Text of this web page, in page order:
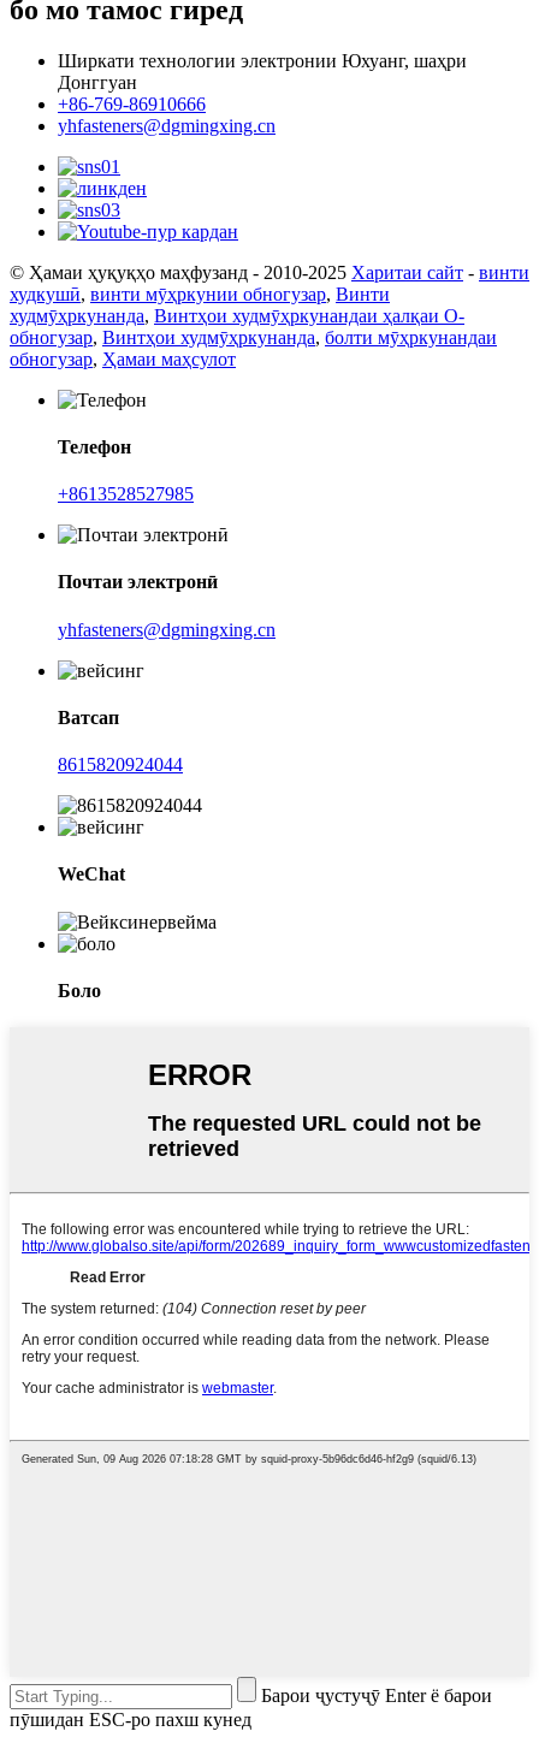
бо мо тамос гиред
Ширкати технологии электронии Юхуанг, шаҳри
Донггуан
+86-769-86910666
yhfasteners@dgmingxing.cn
© Ҳамаи ҳуқуқҳо маҳфузанд - 2010-2025 Харитаи сайт - винти
худкушӣ, винти мӯҳркунии обногузар, Винти
худмӯҳркунанда, Винтҳои худмӯҳркунандаи ҳалқаи O-
обногузар, Винтҳои худмӯҳркунанда, болти мӯҳркунандаи
обногузар, Ҳамаи маҳсулот
Телефон
+8613528527985
Почтаи электронӣ
yhfasteners@dgmingxing.cn
Ватсап
8615820924044
WeChat
Боло
Барои ҷустуҷӯ Enter ё барои
пӯшидан ESC-ро пахш кунед